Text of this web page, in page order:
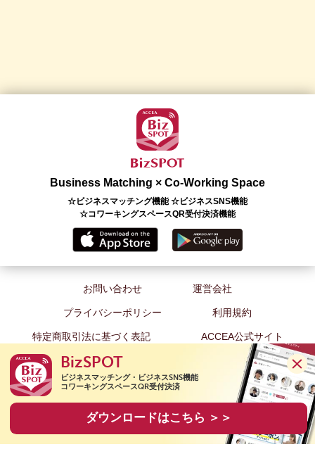
Business Matching × Co-Working Space
☆ビジネスマッチング機能 ☆ビジネスSNS機能
☆コワーキングスペースQR受付決済機能
お問い合わせ 運営会社
プライバシーポリシー 利用規約
特定商取引法に基づく表記 ACCEA公式サイト
Copyright(C) 2020 ACCEA Co., Ltd. All Rights Reserved.
BizSPOT
ビジネスマッチング・ビジネスSNS機能
コワーキングスペースQR受付決済
ダウンロードはこちら ＞＞